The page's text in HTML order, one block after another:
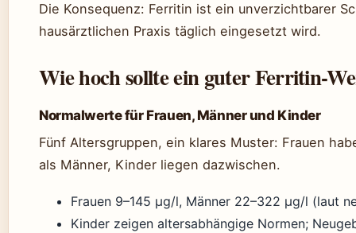
Die Konsequenz: Ferritin ist ein unverzichtbarer
hausärztlichen Praxis täglich eingesetzt wird.
Wie hoch sollte ein guter Ferritin-
Normalwerte für Frauen, Männer und Kinder
Fünf Altersgruppen, ein klares Muster: Frauen
als Männer, Kinder liegen dazwischen.
Frauen 9–145 µg/l, Männer 22–322 µg/l (laut
Kinder zeigen altersabhängige Normen;